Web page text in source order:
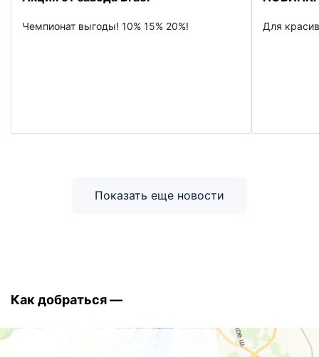
Чемпионат выгоды! 10% 15% 20%! Для
Показать еще новости
Как добраться —